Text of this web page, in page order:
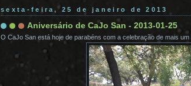
sexta-feira, 25 de janeiro de 2013
Aniversário de CaJo San - 2013-01-25
O CaJo San está hoje de parabéns com a celebração de mais um